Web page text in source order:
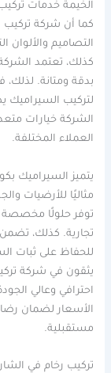
الخيمة خدمات
كما أن شركة تركيب
التصاميم والألوان
كذلك، تعتمد
بدقة ومتانة.
لتركيب السيراميك
الشركة خيارات
العملاء المختلفة.
يتميز السيراميك
مثاليًا للأرضيات
توفر حلولًا
تجارية. كذلك،
للحفاظ على ثبات
يثقون في شركة
احترافي وعالي
الأسعار لضمان
مستقبلية.
تركيب رخام في